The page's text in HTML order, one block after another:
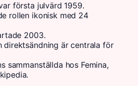
första julvärd 1959.
rollen ikonisk med 24
2003.
direktsändning är centrala för
sammanställda hos Femina,